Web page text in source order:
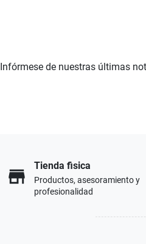
Infórmese de nuestras últimas
store
Tienda fisica
Productos, asesoramiento y
profesionalidad